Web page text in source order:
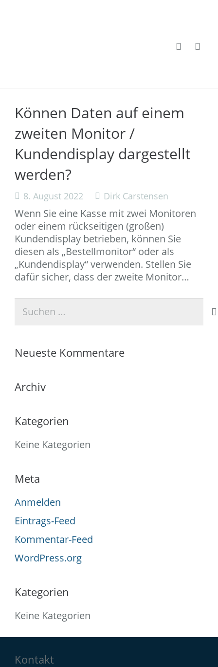
Können Daten auf einem
zweiten Monitor /
Kundendisplay dargestellt
werden?
8. August 2022 Dirk Carstensen
Wenn Sie eine Kasse mit zwei Monitoren
oder einem rückseitigen (großen)
Kundendisplay betrieben, können Sie
diesen als „Bestellmonitor“ oder als
„Kundendisplay“ verwenden. Stellen Sie
dafür sicher, dass der zweite Monitor…
nach:
Neueste Kommentare
Archiv
Kategorien
Keine Kategorien
Meta
Anmelden
Eintrags-Feed
Kommentar-Feed
WordPress.org
Kategorien
Keine Kategorien
Kontakt